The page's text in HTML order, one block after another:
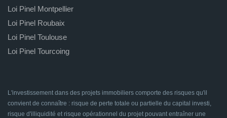
Loi Pinel Montpellier
Loi Pinel Roubaix
Loi Pinel Toulouse
Loi Pinel Tourcoing
L'investissement dans des projets immobiliers comporte des risques qu'il
convient de connaître : risque de perte totale ou partielle du capital investi,
risque d'illiquidité et risque opérationnel du projet pouvant entraîner une